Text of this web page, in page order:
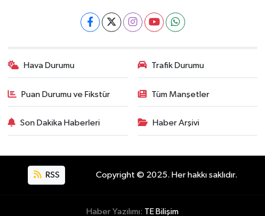
Hava Durumu Trafik Durumu
Puan Durumu ve Fikstür Tüm Manşetler
Son Dakika Haberleri Haber Arşivi
RSS Copyright © 2025. Her hakkı saklıdır.
Haber Yazılımı: TE Bilişim